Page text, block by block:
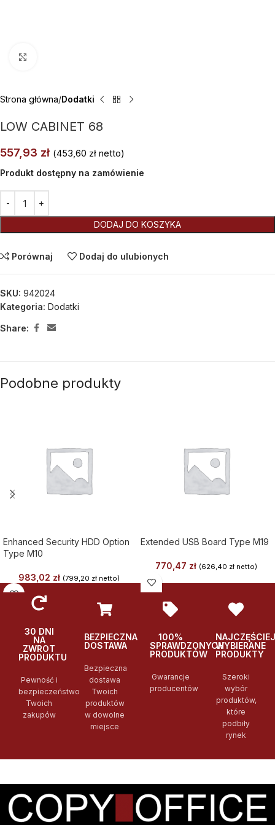
Strona główna Dodatki
LOW CABINET 68
557,93 zł (453,60 zł netto)
Produkt dostępny na zamówienie
DODAJ DO KOSZYKA
Porównaj Dodaj do ulubionych
SKU: 942024
Kategoria: Dodatki
Share:
Podobne produkty
Enhanced Security HDD Option
Type M10
983,02 zł (799,20 złnetto)
Extended USB Board Type M19
770,47 zł (626,40 zł netto)
30 DNI
NA
ZWROT
PRODUKTU
Pewność i
bezpieczeństwo
Twoich
zakupów
BEZPIECZNA
DOSTAWA
Bezpieczna
dostawa
Twoich
produktów
w dowolne
miejsce
100%
SPRAWDZONYCH
PRODUKTÓW
Gwarancje
producentów
NAJCZĘŚCIEJ
WYBIERANE
PRODUKTY
Szeroki
wybór
produktów,
które
podbiły
rynek